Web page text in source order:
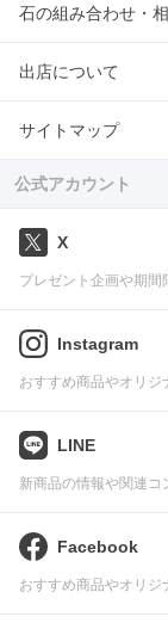
石の組み合わせ・
出店について
サイトマップ
公式アカウント
X
プレゼント企画や期間
Instagram
おすすめ商品やオリ
LINE
新商品の情報や関連コ
Facebook
おすすめ商品やオリ